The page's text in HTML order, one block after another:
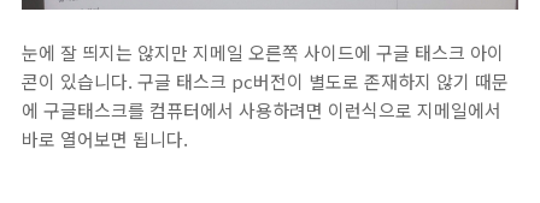
눈에 잘 띄지는 않지만 지메일 오른쪽 사이드에 구글 태스크 아이
콘이 있습니다. 구글 태스크 pc버전이 별도로 존재하지 않기 때문
에 구글태스크를 컴퓨터에서 사용하려면 이런식으로 지메일에서
바로 열어보면 됩니다.